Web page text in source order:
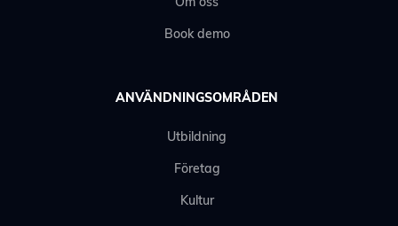
Om oss
Book demo
ANVÄNDNINGSOMRÅDEN
Utbildning
Företag
Kultur